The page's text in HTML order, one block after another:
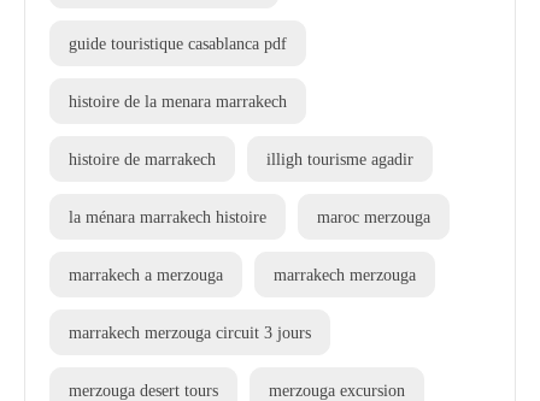
guide touristique casablanca pdf
histoire de la menara marrakech
histoire de marrakech illigh tourisme agadir
la ménara marrakech histoire maroc merzouga
marrakech a merzouga marrakech merzouga
marrakech merzouga circuit 3 jours
merzouga desert tours merzouga excursion